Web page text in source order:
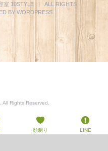
室 10STYLE| ALL RIGHTS
BY WORDPRESS
Rights Reserved.
YouTube
Phone
電
顔剃り LINE